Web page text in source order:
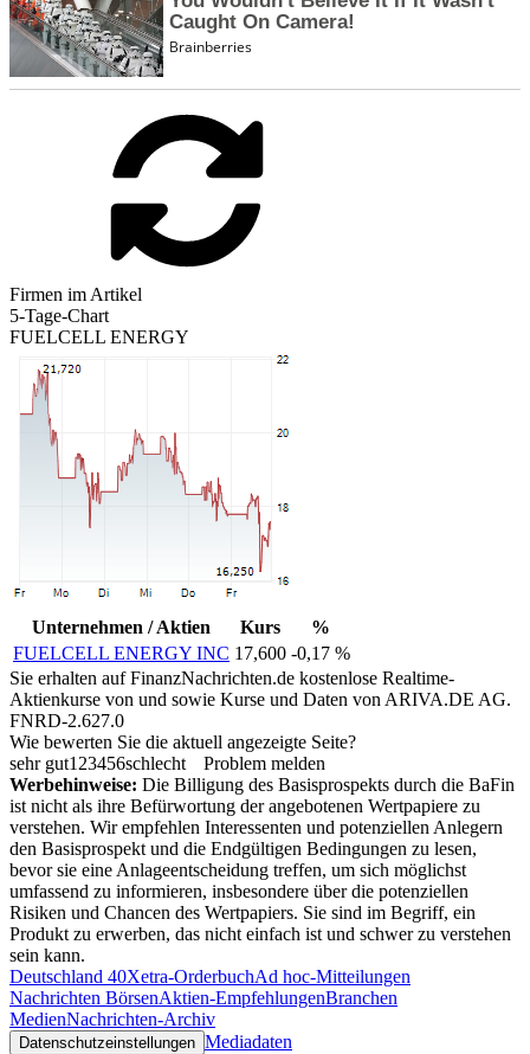
Firmen im Artikel
5-Tage-Chart
FUELCELL ENERGY
Unternehmen / Aktien Kurs
%
FUELCELL ENERGY INC 17,600 -0,17 %
Sie erhalten auf FinanzNachrichten.de kostenlose Realtime-
Aktienkurse von und sowie Kurse und Daten von ARIVA.DE AG.
FNRD-2.627.0
Wie bewerten Sie die aktuell angezeigte Seite?
sehr gut1 23456schlecht
Problem melden
Werbehinweise: Die Billigung des Basisprospekts durch die BaFin
ist nicht als ihre Befürwortung der angebotenen Wertpapiere zu
verstehen. Wir empfehlen Interessenten und potenziellen Anlegern
den Basisprospekt und die Endgültigen Bedingungen zu lesen,
bevor sie eine Anlageentscheidung treffen, um sich möglichst
umfassend zu informieren, insbesondere über die potenziellen
Risiken und Chancen des Wertpapiers. Sie sind im Begriff, ein
Produkt zu erwerben, das nicht einfach ist und schwer zu verstehen
sein kann.
Deutschland 40Xetra-OrderbuchAd hoc-Mitteilungen
Nachrichten BörsenAktien-EmpfehlungenBranchen
MedienNachrichten-Archiv
Datenschutzeinstellungen Mediadaten